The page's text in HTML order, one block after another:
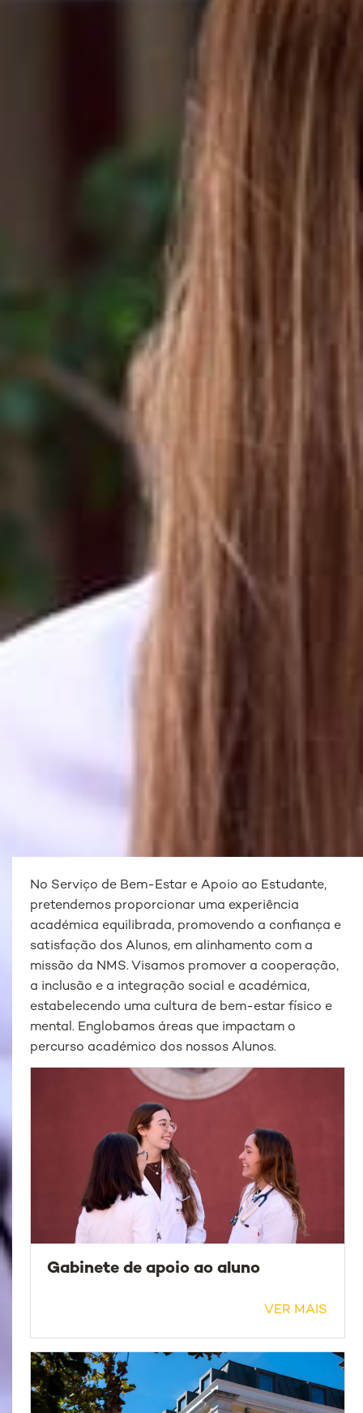
No Serviço de Bem-Estar e Apoio ao Estudante,
pretendemos proporcionar uma experiência
académica equilibrada, promovendo a confiança e
satisfação dos Alunos, em alinhamento com a
missão da NMS. Visamos promover a cooperação,
a inclusão e a integração social e académica,
estabelecendo uma cultura de bem-estar físico e
mental. Englobamos áreas que impactam o
percurso académico dos nossos Alunos.
Gabinete de apoio ao aluno
VER MAIS